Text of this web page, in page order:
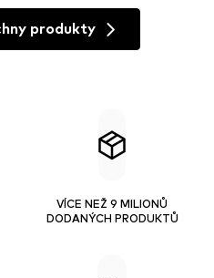
produkty
VÍCE NEŽ 9 MILIONŮ
DODANÝCH PRODUKTŮ